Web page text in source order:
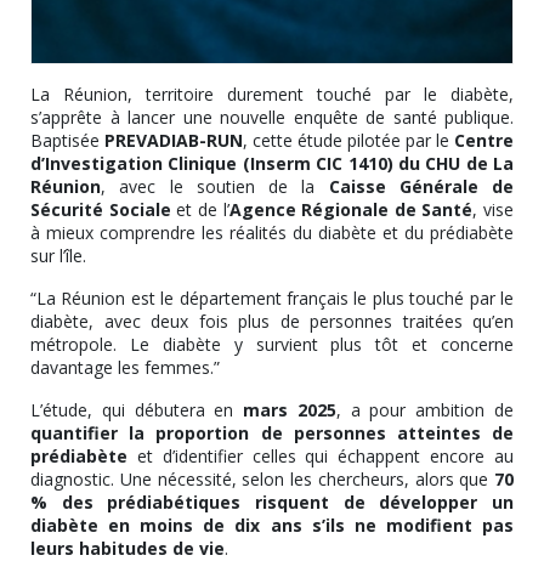
La Réunion, territoire durement touché par le diabète,
s’apprête à lancer une nouvelle enquête de santé publique.
Baptisée PREVADIAB-RUN, cette étude pilotée par le Centre
d’Investigation Clinique (Inserm CIC 1410) du CHU de La
Réunion, avec le soutien de la Caisse Générale de
Sécurité Sociale et de l’Agence Régionale de Santé, vise
à mieux comprendre les réalités du diabète et du prédiabète
sur l’île.
“La Réunion est le département français le plus touché par le
diabète, avec deux fois plus de personnes traitées qu’en
métropole. Le diabète y survient plus tôt et concerne
davantage les femmes.”
L’étude, qui débutera en mars 2025, a pour ambition de
quantifier la proportion de personnes atteintes de
prédiabète et d’identifier celles qui échappent encore au
diagnostic. Une nécessité, selon les chercheurs, alors que 70
% des prédiabétiques risquent de développer un
diabète en moins de dix ans s’ils ne modifient pas
leurs habitudes de vie.